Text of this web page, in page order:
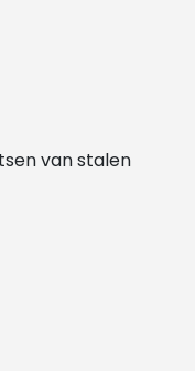
van stalen